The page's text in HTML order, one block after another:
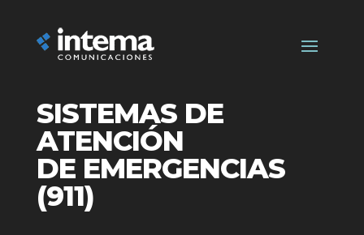
SISTEMAS DE
ATENCIÓN
DE EMERGENCIAS
(911)